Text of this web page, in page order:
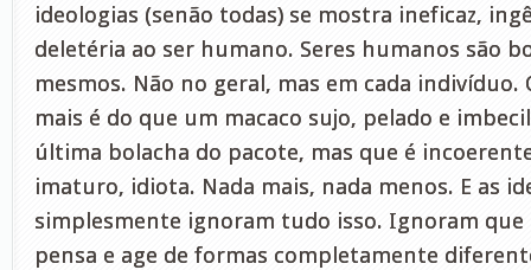
ideologias (senão todas) se mostra ineficaz,
deletéria ao ser humano. Seres humanos são
mesmos. Não no geral, mas em cada indivíduo.
mais é do que um macaco sujo, pelado e
última bolacha do pacote, mas que é
imaturo, idiota. Nada mais, nada menos. E as
simplesmente ignoram tudo isso. Ignoram que
pensa e age de formas completamente